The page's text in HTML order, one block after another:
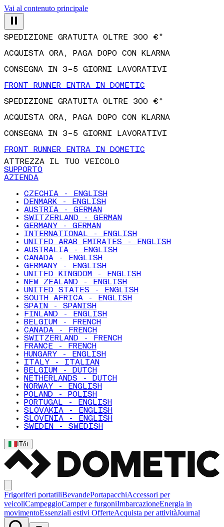
Vai al contenuto principale
SPEDIZIONE GRATUITA OLTRE 300 €*
ACQUISTA ORA, PAGA DOPO CON KLARNA
CONSEGNA IN 3–5 GIORNI LAVORATIVI
FRONT RUNNER ENTRA IN DOMETIC
SPEDIZIONE GRATUITA OLTRE 300 €*
ACQUISTA ORA, PAGA DOPO CON KLARNA
CONSEGNA IN 3–5 GIORNI LAVORATIVI
FRONT RUNNER ENTRA IN DOMETIC
ATTREZZA IL TUO VEICOLO
SUPPORTO
AZIENDA
CZECHIA - ENGLISH
DENMARK - ENGLISH
AUSTRIA - GERMAN
SWITZERLAND - GERMAN
GERMANY - GERMAN
INTERNATIONAL - ENGLISH
UNITED ARAB EMIRATES - ENGLISH
AUSTRALIA - ENGLISH
CANADA - ENGLISH
GERMANY - ENGLISH
UNITED KINGDOM - ENGLISH
NEW ZEALAND - ENGLISH
UNITED STATES - ENGLISH
SOUTH AFRICA - ENGLISH
SPAIN - SPANISH
FINLAND - ENGLISH
BELGIUM - FRENCH
CANADA - FRENCH
SWITZERLAND - FRENCH
FRANCE - FRENCH
HUNGARY - ENGLISH
ITALY - ITALIAN
BELGIUM - DUTCH
NETHERLANDS - DUTCH
NORWAY - ENGLISH
POLAND - POLISH
PORTUGAL - ENGLISH
SLOVAKIA - ENGLISH
SLOVENIA - ENGLISH
SWEDEN - SWEDISH
IT/it
Frigoriferi portatiliBevandePortapacchiAccessori per
veicoliCampeggioCamper e furgoniImbarcazioneEnergia in
movimentoEssenziali estivi OfferteAcquista per attivitàJournal